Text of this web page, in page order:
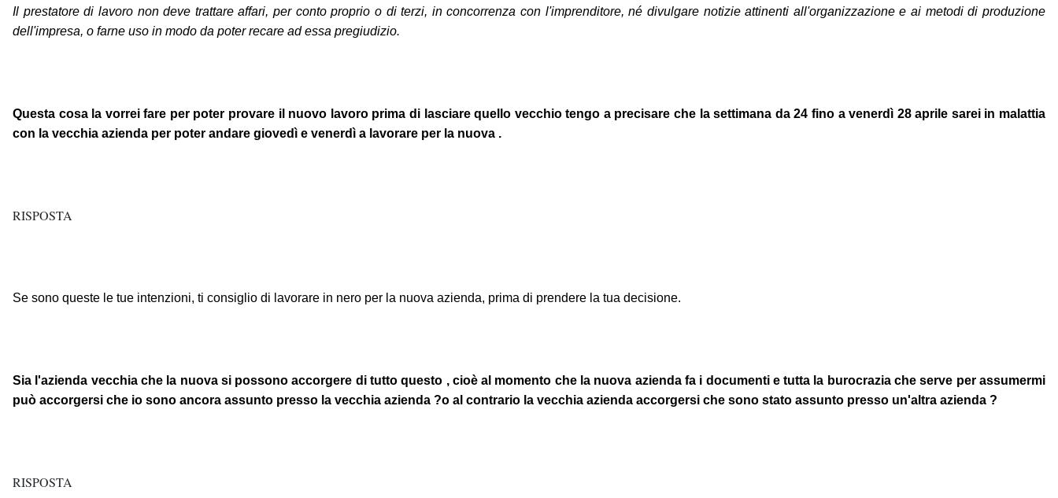
Il prestatore di lavoro non deve trattare affari, per conto proprio o di terzi, in concorrenza con l'imprenditore, né divulgare notizie attinenti all'organizzazione e ai metodi di produzione
dell'impresa, o farne uso in modo da poter recare ad essa pregiudizio.
Questa cosa la vorrei fare per poter provare il nuovo lavoro prima di lasciare quello vecchio tengo a precisare che la settimana da 24 fino a venerdì 28 aprile sarei in malattia
con la vecchia azienda per poter andare giovedì e venerdì a lavorare per la nuova .
RISPOSTA
Se sono queste le tue intenzioni, ti consiglio di lavorare in nero per la nuova azienda, prima di prendere la tua decisione.
Sia l'azienda vecchia che la nuova si possono accorgere di tutto questo , cioè al momento che la nuova azienda fa i documenti e tutta la burocrazia che serve per assumermi
può accorgersi che io sono ancora assunto presso la vecchia azienda ?o al contrario la vecchia azienda accorgersi che sono stato assunto presso un'altra azienda ?
RISPOSTA